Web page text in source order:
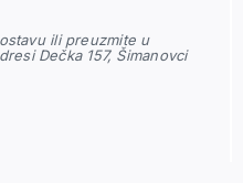
ili preuzmite u
Dečka 157, Šimanovci